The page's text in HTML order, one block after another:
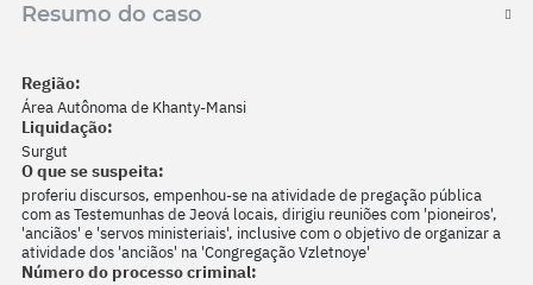
Resumo do caso
Região:
Área Autônoma de Khanty-Mansi
Liquidação:
Surgut
O que se suspeita:
proferiu discursos, empenhou-se na atividade de pregação pública
com as Testemunhas de Jeová locais, dirigiu reuniões com 'pioneiros',
'anciãos' e 'servos ministeriais', inclusive com o objetivo de organizar a
atividade dos 'anciãos' na 'Congregação Vzletnoye'
Número do processo criminal: